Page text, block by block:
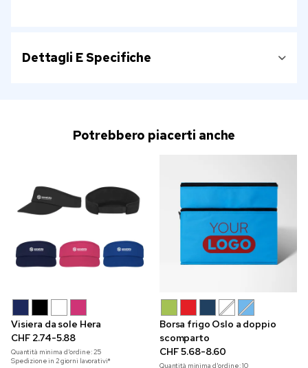
Dettagli E Specifiche
Potrebbero piacerti anche
Visiera da sole Hera
CHF 2.74-5.88
Quantità minima d'ordine:25
Spedizione in 2 giorni lavorativi*
Borsa frigo Oslo a doppio
scomparto
CHF 5.68-8.60
Quantità minima d'ordine:10